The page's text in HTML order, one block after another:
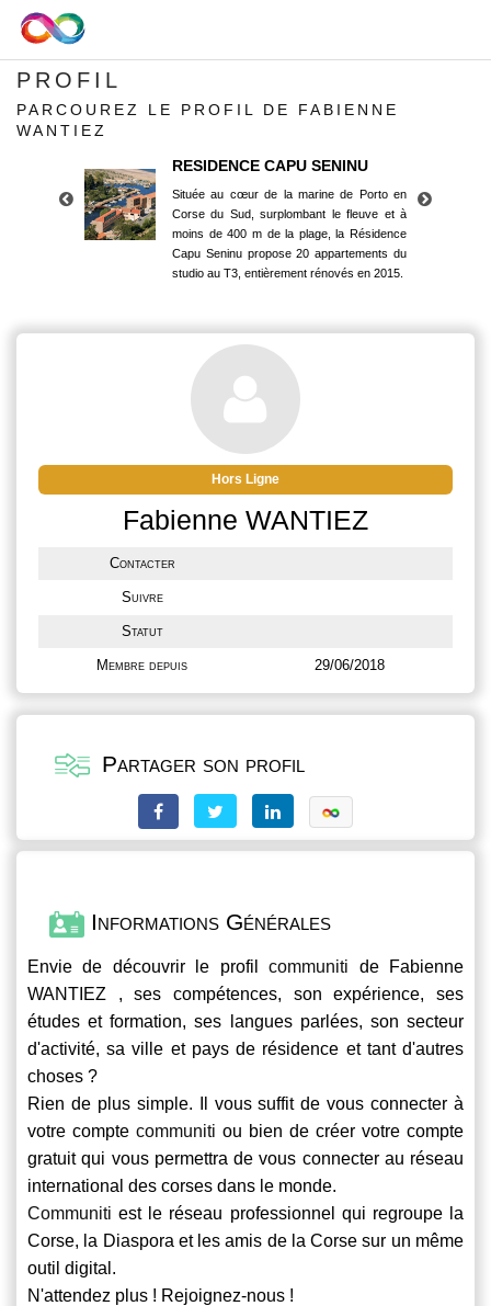
PROFIL
PARCOUREZ LE PROFIL DE FABIENNE
WANTIEZ
RESIDENCE CAPU SENINU
Située au cœur de la marine de Porto en
Corse du Sud, surplombant le fleuve et à
moins de 400 m de la plage, la Résidence
Capu Seninu propose 20 appartements du
studio au T3, entièrement rénovés en 2015.
Corse du Sud, surplombant le fleuve et à
moins de 400 m de la plage, la Résidence
Capu Seninu propose 20 appartements du
studio au T3, entièrement rénovés en 2015.
Hors Ligne
Fabienne WANTIEZ
Contacter
Suivre
Statut
Membre depuis 29/06/2018
Partager son profil
Informations Générales
Envie de découvrir le profilcommuniti de Fabienne
WANTIEZ , ses compétences, son expérience, ses
études et formation, ses langues parlées, son secteur
d'activité, sa ville et pays de résidence et tant d'autres
choses ?
Rien de plus simple. Il vous suffit de vous connecter à
votre compte communiti ou bien de créer votre compte
gratuit qui vous permettra de vous connecter au réseau
international des corses dans le monde.
Communiti est le réseau professionnel qui regroupe la
Corse, la Diaspora et les amis de la Corse sur un même
outil digital.
N'attendez plus ! Rejoignez-nous !